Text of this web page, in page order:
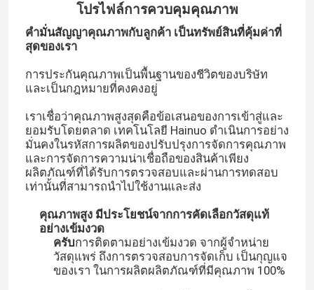
โปรไฟล์การควบคุมคุณภาพ
คํามั่นสัญญาคุณภาพกับลูกค้า เป็นทรัพย์สินที่คุ้มค่าที่
สุดของเรา
การประกันคุณภาพเป็นพื้นฐานของชีวิตของบริษัท
และเป็นกฎหมายที่คงคงอยู่
เราเชื่อว่าคุณภาพสูงสุดคือข้อเสนอของการเข้าสู่และ
ยอมรับโดยตลาด เทคโนโลยี Hainuo ดําเนินการอย่าง
มั่นคงในรหัสการผลิตของปรับปรุงการจัดการคุณภาพ
และการจัดการความน่าเชื่อถือของสินค้าเพียง
ผลิตภัณฑ์ที่ได้รับการตรวจสอบและผ่านการทดสอบ
เท่านั้นที่สามารถนําไปใช้งานและส่ง
คุณภาพสูง มีประโยชน์จากการคัดเลือกวัสดุแท้
อย่างเข้มงวด
ครับการติดตามอย่างเข้มงวด จากผู้จําหน่าย
วัสดุแพร่ ถึงการตรวจสอบการจัดเก็บ เป็นกุญแจ
ของเรา ในการผลิตผลิตภัณฑ์ที่มีคุณภาพ 100%